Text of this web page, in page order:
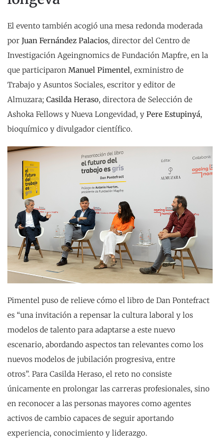
El evento también acogió una mesa redonda moderada
por Juan Fernández Palacios, director del Centro de
Investigación Ageingnomics de Fundación Mapfre, en la
que participaron Manuel Pimentel, exministro de
Trabajo y Asuntos Sociales, escritor y editor de
Almuzara; Casilda Heraso, directora de Selección de
Ashoka Fellows y Nueva Longevidad, y Pere Estupinyá,
bioquímico y divulgador científico.
Pimentel puso de relieve cómo el libro de Dan Pontefract
es “una invitación a repensar la cultura laboral y los
modelos de talento para adaptarse a este nuevo
escenario, abordando aspectos tan relevantes como los
nuevos modelos de jubilación progresiva, entre
otros”. Para Casilda Heraso, el reto no consiste
únicamente en prolongar las carreras profesionales, sino
en reconocer a las personas mayores como agentes
activos de cambio capaces de seguir aportando
experiencia, conocimiento y liderazgo.